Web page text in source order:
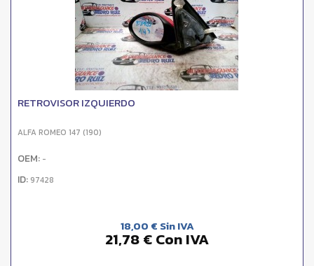
RETROVISOR IZQUIERDO
ALFA ROMEO 147 (190)
OEM: -
ID: 97428
18,00 € Sin IVA
21,78 € Con IVA